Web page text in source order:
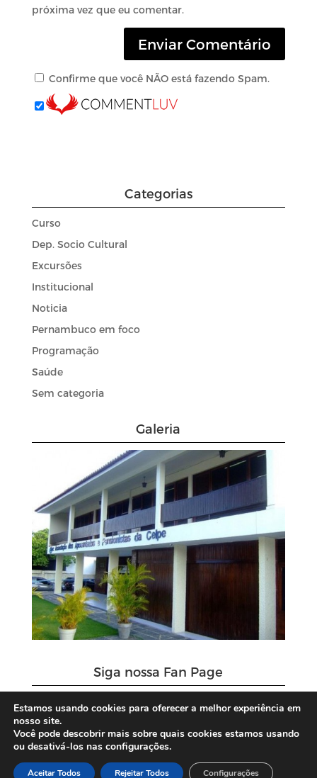
próxima vez que eu comentar.
Confirme que você NÃO está fazendo Spam.
Categorias
Curso
Dep. Socio Cultural
Excursões
Institucional
Noticia
Pernambuco em foco
Programação
Saúde
Sem categoria
Galeria
Siga nossa Fan Page
Estamos usando cookies para oferecer a melhor experiência em
nosso site.
Você pode descobrir mais sobre quais cookies estamos usando
ou desativá-los nas configurações.
Aceitar Todos Rejeitar Todos Configurações